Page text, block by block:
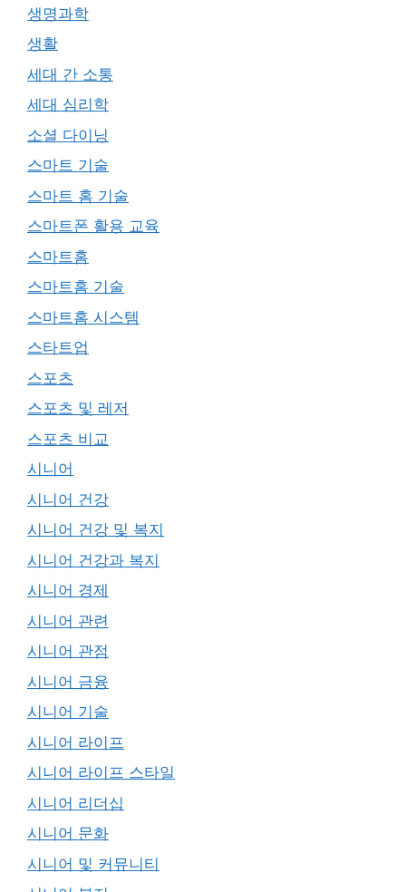
생명과학
생활
세대 간 소통
세대 심리학
소셜 다이닝
스마트 기술
스마트 홈 기술
스마트폰 활용 교육
스마트홈
스마트홈 기술
스마트홈 시스템
스타트업
스포츠
스포츠 및 레저
스포츠 비교
시니어
시니어 건강
시니어 건강 및 복지
시니어 건강과 복지
시니어 경제
시니어 관련
시니어 관점
시니어 금융
시니어 기술
시니어 라이프
시니어 라이프 스타일
시니어 리더십
시니어 문화
시니어 및 커뮤니티